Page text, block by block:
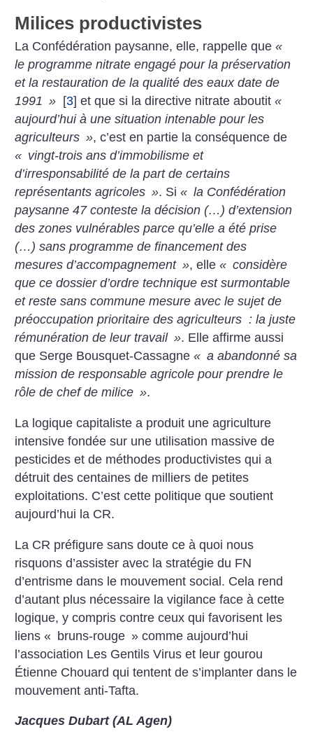
Milices productivistes
La Confédération paysanne, elle, rappelle que«
le programme nitrate engagé pour la préservation
et la restauration de la qualité des eaux date de
1991 » [3] et que si la directive nitrate aboutit«
aujourd’hui à une situation intenable pour les
agriculteurs », c’est en partie la conséquence de
« vingt-trois ans d’immobilisme et
d’irresponsabilité de la part de certains
représentants agricoles ». Si« la Confédération
paysanne 47 conteste la décision (…) d’extension
des zones vulnérables parce qu’elle a été prise
(…) sans programme de financement des
mesures d’accompagnement », elle« considère
que ce dossier d’ordre technique est surmontable
et reste sans commune mesure avec le sujet de
préoccupation prioritaire des agriculteurs : la juste
rémunération de leur travail ». Elle affirme aussi
que Serge Bousquet-Cassagne« a abandonné sa
mission de responsable agricole pour prendre le
rôle de chef de milice ».
La logique capitaliste a produit une agriculture
intensive fondée sur une utilisation massive de
pesticides et de méthodes productivistes qui a
détruit des centaines de milliers de petites
exploitations. C’est cette politique que soutient
aujourd’hui la CR.
La CR préfigure sans doute ce à quoi nous
risquons d’assister avec la stratégie du FN
d’entrisme dans le mouvement social. Cela rend
d’autant plus nécessaire la vigilance face à cette
logique, y compris contre ceux qui favorisent les
liens « bruns-rouge » comme aujourd’hui
l’association Les Gentils Virus et leur gourou
Étienne Chouard qui tentent de s’implanter dans le
mouvement anti-Tafta.
Jacques Dubart (AL Agen)